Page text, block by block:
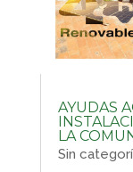
AYUDAS
LA
Sin